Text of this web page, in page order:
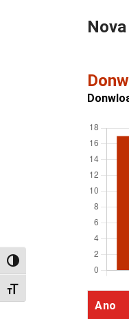
Alternar alto contraste
Alternar tamanho da fonte
Ano